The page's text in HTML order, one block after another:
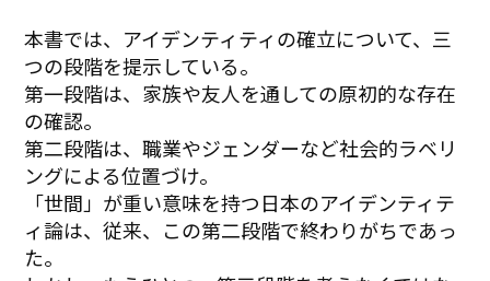
本書では、アイデンティティの確立について、三
つの段階を提示している。
第一段階は、家族や友人を通しての原初的な存在
の確認。
第二段階は、職業やジェンダーなど社会的ラベリ
ングによる位置づけ。
「世間」が重い意味を持つ日本のアイデンティテ
ィ論は、従来、この第二段階で終わりがちであっ
た。